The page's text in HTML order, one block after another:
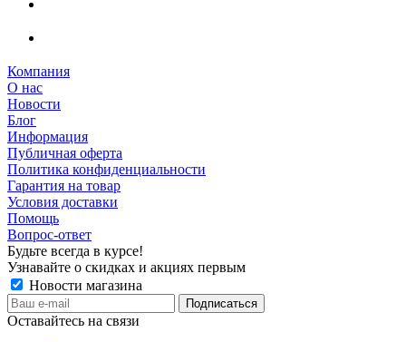
Компания
О нас
Новости
Блог
Информация
Публичная оферта
Политика конфиденциальности
Гарантия на товар
Условия доставки
Помощь
Вопрос-ответ
Будьте всегда в курсе!
Узнавайте о скидках и акциях первым
Новости магазина
Оставайтесь на связи